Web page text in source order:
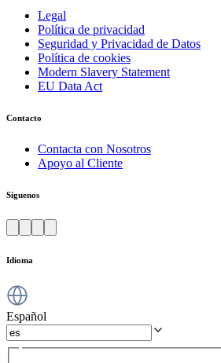
Legal
Política de privacidad
Seguridad y Privacidad de Datos
Política de cookies
Modern Slavery Statement
EU Data Act
Contacto
Contacta con Nosotros
Apoyo al Cliente
Síguenos
Idioma
Español